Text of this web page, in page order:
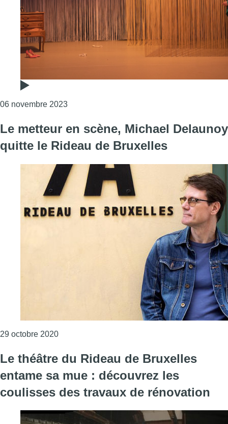
06 novembre 2023Consulter l'article "Rideau de Bruxelles : les
Le metteur en scène, Michael Delaunoy
quitte le Rideau de Bruxelles
29 octobre 2020Consulter l'article "Le metteur en scène,
Le théâtre du Rideau de Bruxelles
entame sa mue : découvrez les
coulisses des travaux de rénovation